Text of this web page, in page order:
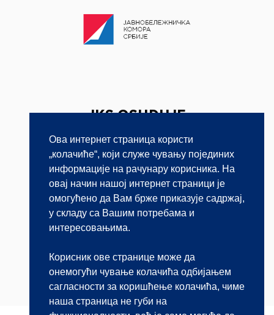
Ова интернет страница користи
„колачиће“, који служе чувању појединих
информације на рачунару корисника. На
овај начин нашој интернет страници је
омогућено да Вам брже приказује садржај,
у складу са Вашим потребама и
интересовањима.
Корисник ове странице може да
онемогући чување колачића одбијањем
сагласности за коришћење колачића, чиме
наша страница не губи на
JKS OSUĐUJE
NAPAD NA JAVNOG
BELEŽNIKA
18.10.2016.
Javnobeležnička komora Srbije, kao profesionalno
udruženje javnih beležnika, osuđuje svaki napad na
predstavnike ove profesije, kao i svaki drugi vid
Saznaj više